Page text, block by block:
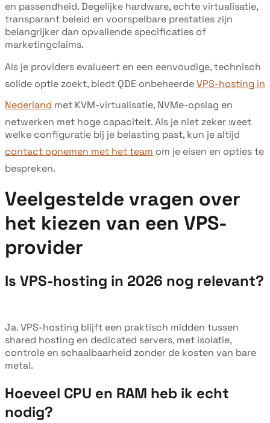
en passendheid. Degelijke hardware, echte virtualisatie,
transparant beleid en voorspelbare prestaties zijn
belangrijker dan opvallende specificaties of
marketingclaims.
Als je providers evalueert en een eenvoudige, technisch
solide optie zoekt, biedt QDE onbeheerdeVPS-hosting in
Nederland met KVM-virtualisatie, NVMe-opslag en
netwerken met hoge capaciteit. Als je niet zeker weet
welke configuratie bij je belasting past, kun je altijd
contact opnemen met het team om je eisen en opties te
bespreken.
Veelgestelde vragen over
het kiezen van een VPS-
provider
Is VPS-hosting in 2026 nog relevant?
Ja. VPS-hosting blijft een praktisch midden tussen
shared hosting en dedicated servers, met isolatie,
controle en schaalbaarheid zonder de kosten van bare
metal.
Hoeveel CPU en RAM heb ik echt
nodig?